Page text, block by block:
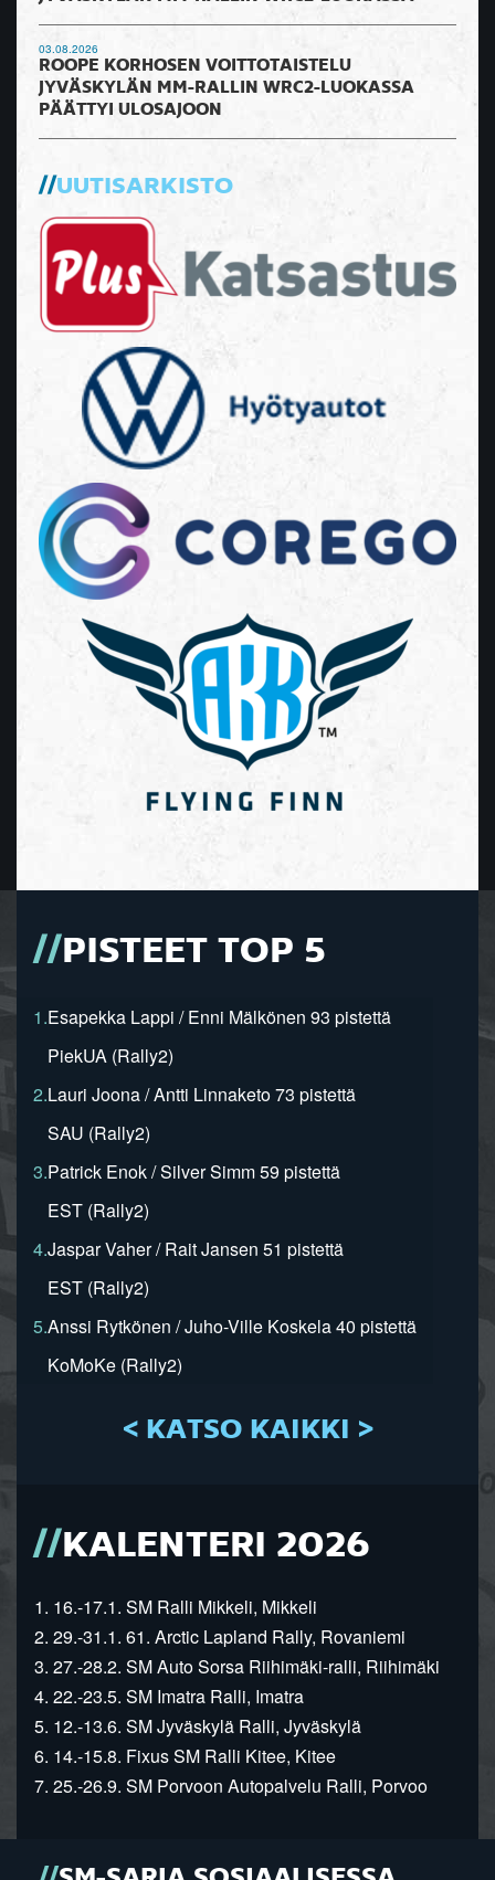
03.08.2026
ROOPE KORHOSEN VOITTOTAISTELU
JYVÄSKYLÄN MM-RALLIN WRC2-LUOKASSA
PÄÄTTYI ULOSAJOON
UUTISARKISTO
PISTEET TOP 5
1.Esapekka Lappi / Enni Mälkönen 93 pistettä
PiekUA (Rally2)
2.Lauri Joona / Antti Linnaketo 73 pistettä
SAU (Rally2)
3.Patrick Enok / Silver Simm 59 pistettä
EST (Rally2)
4.Jaspar Vaher / Rait Jansen 51 pistettä
EST (Rally2)
5.Anssi Rytkönen / Juho-Ville Koskela 40 pistettä
KoMoKe (Rally2)
< KATSO KAIKKI >
KALENTERI 2026
1. 16.-17.1. SM Ralli Mikkeli, Mikkeli
2. 29.-31.1. 61. Arctic Lapland Rally, Rovaniemi
3. 27.-28.2. SM Auto Sorsa Riihimäki-ralli, Riihimäki
4. 22.-23.5. SM Imatra Ralli, Imatra
5. 12.-13.6. SM Jyväskylä Ralli, Jyväskylä
6. 14.-15.8. Fixus SM Ralli Kitee, Kitee
7. 25.-26.9. SM Porvoon Autopalvelu Ralli, Porvoo